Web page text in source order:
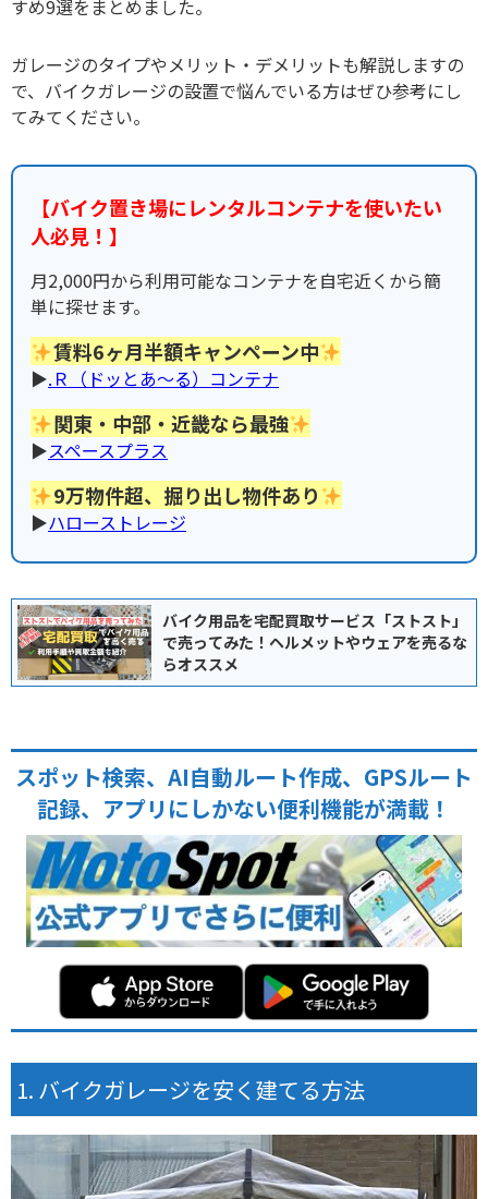
すめ9選をまとめました。
ガレージのタイプやメリット・デメリットも解説しますの
で、バイクガレージの設置で悩んでいる方はぜひ参考にし
てみてください。
【バイク置き場にレンタルコンテナを使いたい
人必見！】
月2,000円から利用可能なコンテナを自宅近くから簡
単に探せます。
賃料6ヶ月半額キャンペーン中
▶︎.Ｒ（ドッとあ〜る）コンテナ
関東・中部・近畿なら最強
▶︎スペースプラス
9万物件超、掘り出し物件あり
▶︎ハローストレージ
バイク用品を宅配買取サービス「ストスト」
で売ってみた！ヘルメットやウェアを売るな
らオススメ
スポット検索、AI自動ルート作成、GPSルート
記録、アプリにしかない便利機能が満載！
バイクガレージを安く建てる方法